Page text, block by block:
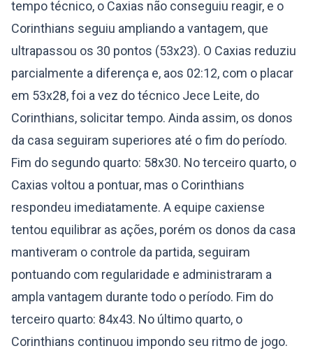
tempo técnico, o Caxias não conseguiu reagir, e o
Corinthians seguiu ampliando a vantagem, que
ultrapassou os 30 pontos (53x23). O Caxias reduziu
parcialmente a diferença e, aos 02:12, com o placar
em 53x28, foi a vez do técnico Jece Leite, do
Corinthians, solicitar tempo. Ainda assim, os donos
da casa seguiram superiores até o fim do período.
Fim do segundo quarto: 58x30. No terceiro quarto, o
Caxias voltou a pontuar, mas o Corinthians
respondeu imediatamente. A equipe caxiense
tentou equilibrar as ações, porém os donos da casa
mantiveram o controle da partida, seguiram
pontuando com regularidade e administraram a
ampla vantagem durante todo o período. Fim do
terceiro quarto: 84x43. No último quarto, o
Corinthians continuou impondo seu ritmo de jogo.